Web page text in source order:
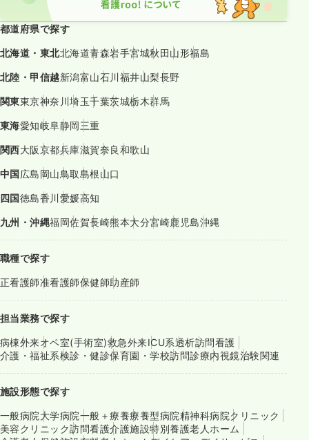
都道府県で探す
北海道・東北北海道青森岩手宮城秋田山形福島
北陸・甲信越新潟富山石川福井山梨長野
関東東京神奈川埼玉千葉茨城栃木群馬
東海愛知岐阜静岡三重
関西大阪京都兵庫滋賀奈良和歌山
中国広島岡山鳥取島根山口
四国徳島香川愛媛高知
九州・沖縄福岡佐賀長崎熊本大分宮崎鹿児島沖縄
職種で探す
正看護師准看護師保健師助産師
担当業務で探す
病棟外来オペ室(手術室)救急外来ICU系透析訪問看護
介護・福祉系検診・健診保育園・学校訪問診療内視鏡治験関連
施設形態で探す
一般病院大学病院一般＋療養療養型病院精神科病院クリニック
美容クリニック訪問看護介護施設特別養護老人ホーム